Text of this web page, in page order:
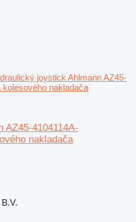
joystick Ahlmann AZ45-
nakladača
AZ45-4104114A-
nakladača